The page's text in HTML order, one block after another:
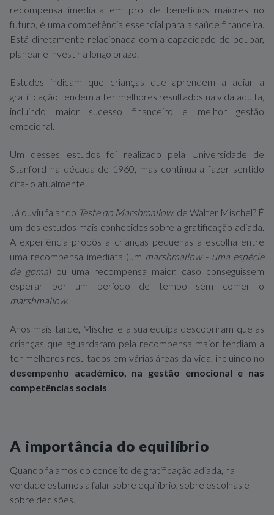
recompensa imediata em prol de benefícios maiores no
futuro, é uma competência essencial para a saúde financeira.
Está diretamente relacionada com a capacidade de poupar,
planear e investir a longo prazo.
Estudos indicam que crianças que aprendem a adiar a
gratificação tendem a ter melhores resultados na vida adulta,
incluindo maior sucesso financeiro e melhor gestão
emocional.
Um desses estudos foi realizado pela Universidade de
Stanford na década de 1960, mas continua a fazer sentido
citá-lo atualmente.
Já ouviu falar do Teste do Marshmallow, de Walter Mischel? É
um dos estudos mais conhecidos sobre a gratificação adiada.
A experiência propôs a crianças pequenas a escolha entre
uma recompensa imediata (um marshmallow - uma espécie
de goma) ou uma recompensa maior, caso conseguissem
esperar por um período de tempo sem comer o
marshmallow.
Anos mais tarde, Mischel e a sua equipa descobriram que as
crianças que aguardaram pela recompensa maior tendiam a
ter melhores resultados em várias áreas da vida, incluindo no
desempenho académico, na gestão emocional e nas
competências sociais.
A importância do equilíbrio
Quando falamos do conceito de gratificação adiada, na
verdade estamos a falar sobre equilíbrio, sobre escolhas e
sobre decisões.